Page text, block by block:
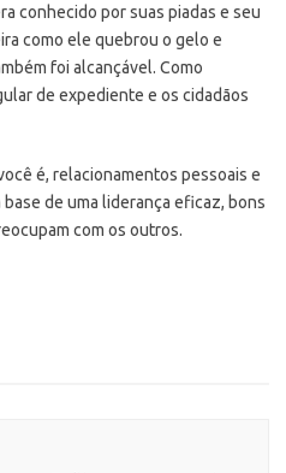
conhecido por suas piadas e seu
como ele quebrou o gelo e
foi alcançável. Como
de expediente e os cidadãos
é, relacionamentos pessoais e
de uma liderança eficaz, bons
com os outros.